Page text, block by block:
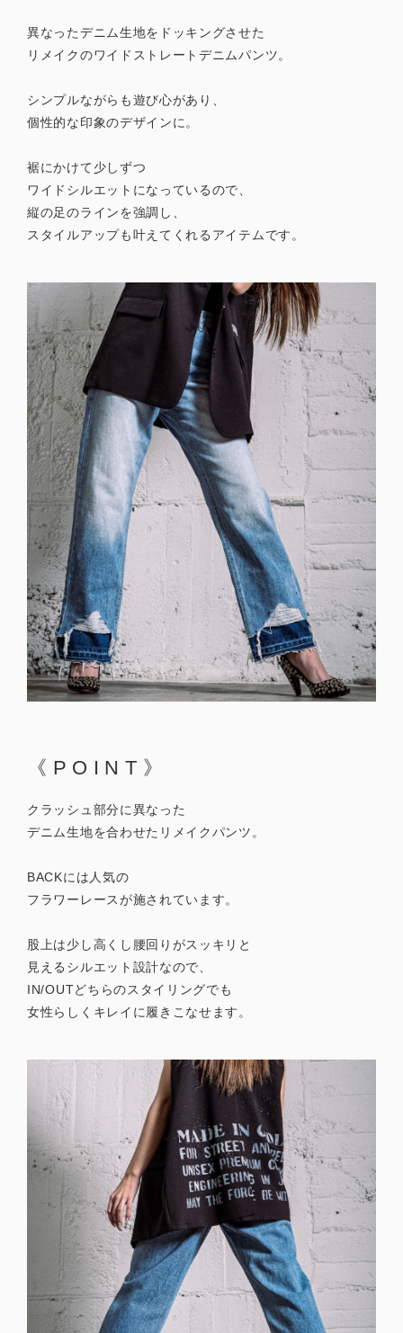
異なったデニム生地をドッキングさせた
リメイクのワイドストレートデニムパンツ。
シンプルながらも遊び心があり、
個性的な印象のデザインに。
裾にかけて少しずつ
ワイドシルエットになっているので、
縦の足のラインを強調し、
スタイルアップも叶えてくれるアイテムです。
《POINT》
クラッシュ部分に異なった
デニム生地を合わせたリメイクパンツ。
BACKには人気の
フラワーレースが施されています。
股上は少し高くし腰回りがスッキリと
見えるシルエット設計なので、
IN/OUTどちらのスタイリングでも
女性らしくキレイに履きこなせます。